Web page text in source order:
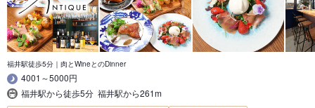
福井駅徒歩5分｜肉とWineとのDinner
4001～5000円
福井駅から徒歩5分 福井駅から261m